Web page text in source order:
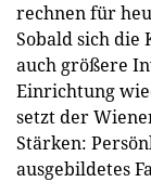
rechnen für
Sobald sich die
auch größere
Einrichtung
setzt der
Stärken:
ausgebildetes